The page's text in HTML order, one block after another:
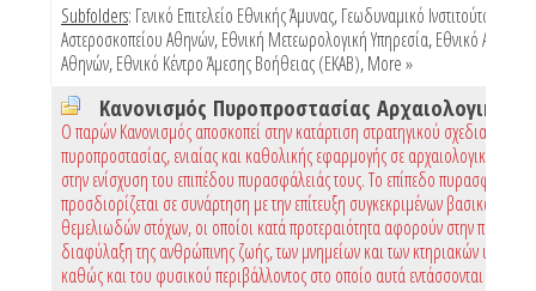
Subfolders: Γενικό Επιτελείο Εθνικής Άμυνας,Γεωδυναμικό Ινστιτούτο
Αστεροσκοπείου Αθηνών,Εθνική Μετεωρολογική Υπηρεσία,Εθνικό
Αθηνών,Εθνικό Κέντρο Άμεσης Βοήθειας (ΕΚΑΒ),More »
Ο παρών Κανονισμός αποσκοπεί στην κατάρτιση στρατηγικού σχεδιασμού
πυροπροστασίας, ενιαίας και καθολικής εφαρμογής σε αρχαιολογικούς
στην ενίσχυση του επιπέδου πυρασφάλειάς τους. Το επίπεδο πυρασφάλειας
προσδιορίζεται σε συνάρτηση με την επίτευξη συγκεκριμένων βασικών και
θεμελιωδών στόχων, οι οποίοι κατά προτεραιότητα αφορούν στην
διαφύλαξη της ανθρώπινης ζωής, των μνημείων και των κτηριακών
καθώς και του φυσικού περιβάλλοντος στο οποίο αυτά εντάσσονται